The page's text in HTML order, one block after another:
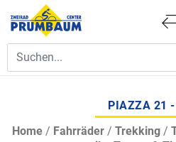
PIAZZA 21 -
Home/ Fahrräder/ Trekking/